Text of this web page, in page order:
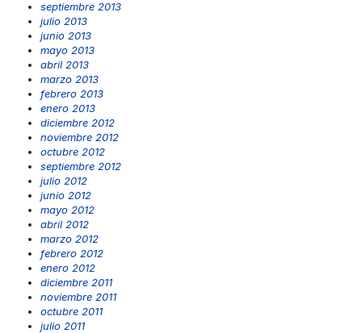
septiembre 2013
julio 2013
junio 2013
mayo 2013
abril 2013
marzo 2013
febrero 2013
enero 2013
diciembre 2012
noviembre 2012
octubre 2012
septiembre 2012
julio 2012
junio 2012
mayo 2012
abril 2012
marzo 2012
febrero 2012
enero 2012
diciembre 2011
noviembre 2011
octubre 2011
julio 2011